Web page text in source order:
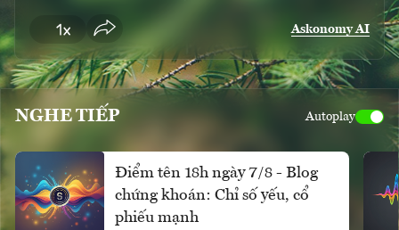
Askonomy AI
NGHE TIẾP Autoplay
Điểm tên 18h ngày 7/8 - Blog
chứng khoán: Chỉ số yếu, cổ
phiếu mạnh